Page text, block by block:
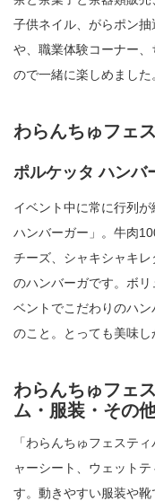
子供ネイル、がらポン
や、職業体験コーナー
ので一緒に楽しめました
わらんちゅフェ
ポルケッタ ハンバ
イベント中に常に行列
ハンバーガー」。牛肉
チーズ、シャキシャキ
のハンバーガです。ボ
ベントでこだわりのハ
のこと。とっても美味し
わらんちゅフェ
ム・服装・その
「わらんちゅフェステ
ャーシート、ウェット
す。動きやすい服装や